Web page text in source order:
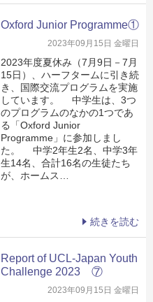
Oxford Junior Programme①
2023年09月15日 金曜日
2023年度夏休み（7月9日－7月
15日）、ハーフタームに引き続
き、国際交流プログラムを実施
しています。 中学生は、3つ
のプログラムのなかの1つであ
る「Oxford Junior
Programme」に参加しまし
た。 中学2年生2名、中学3年
生14名、合計16名の生徒たち
が、ホームス…
続きを読む
Report of UCL-Japan Youth
Challenge 2023 ⑦
2023年09月15日 金曜日